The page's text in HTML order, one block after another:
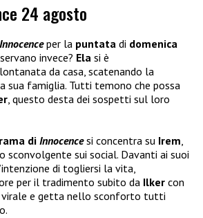
24 agosto
Innocenceper la puntata di domenica
invece? Ela si è
da casa, scatenando la
sua famiglia. Tutti temono che possa
, questo desta dei sospetti sul loro
di Innocencesi concentra su Irem,
sconvolgente sui social. Davanti ai suoi
di togliersi la vita,
per il tradimento subito da Ilker con
virale e getta nello sconforto tutti